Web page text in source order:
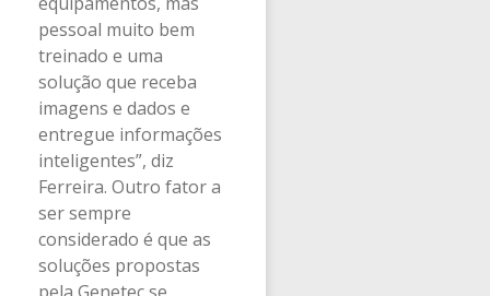
pessoal muito bem
treinado e uma
solução que receba
imagens e dados e
entregue informações
inteligentes”, diz
Ferreira. Outro fator a
ser sempre
considerado é que as
soluções propostas